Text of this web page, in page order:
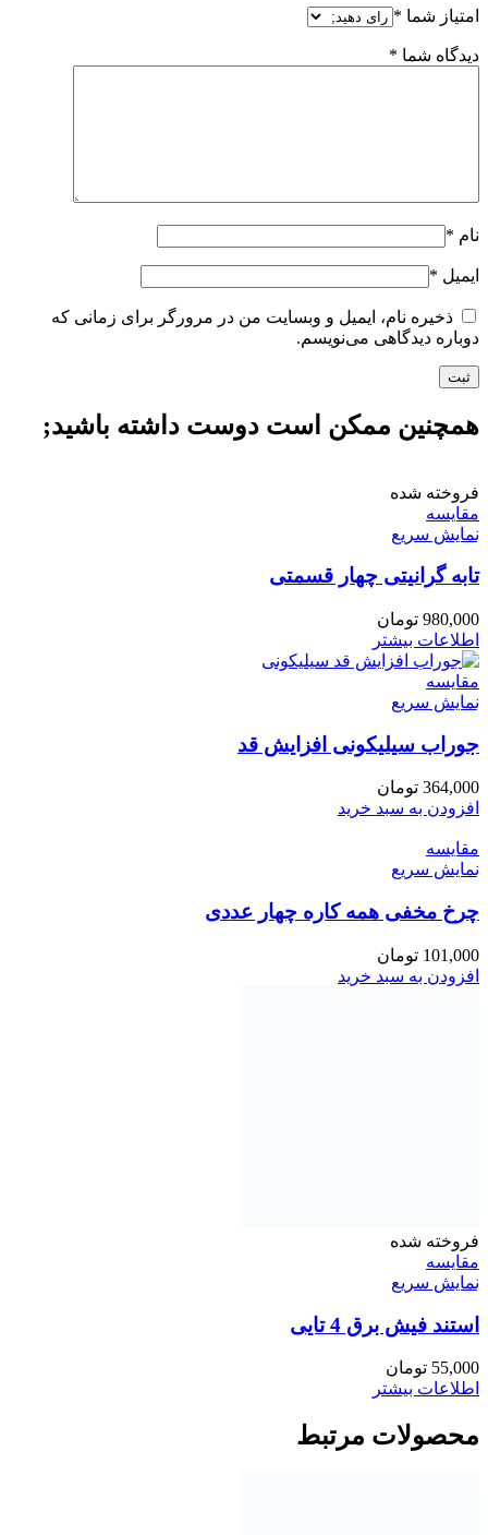
امتیاز شما *
دیدگاه شما *
نام *
ایمیل *
ذخیره نام، ایمیل و وبسایت من در مرورگر برای زمانی که
دوباره دیدگاهی می‌نویسم.
همچنین ممکن است دوست داشته باشید;
فروخته شده
مقايسه
نمایش سریع
تابه گرانیتی چهار قسمتی
980,000 تومان
اطلاعات بیشتر
مقايسه
نمایش سریع
جوراب سیلیکونی افزایش قد
364,000 تومان
افزودن به سبد خرید
مقايسه
نمایش سریع
چرخ مخفی همه کاره چهار عددی
101,000 تومان
افزودن به سبد خرید
فروخته شده
مقايسه
نمایش سریع
استند فیش برق 4 تایی
55,000 تومان
اطلاعات بیشتر
محصولات مرتبط